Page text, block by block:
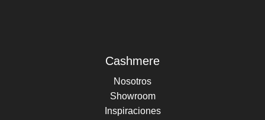
Cashmere
Nosotros
Showroom
Inspiraciones